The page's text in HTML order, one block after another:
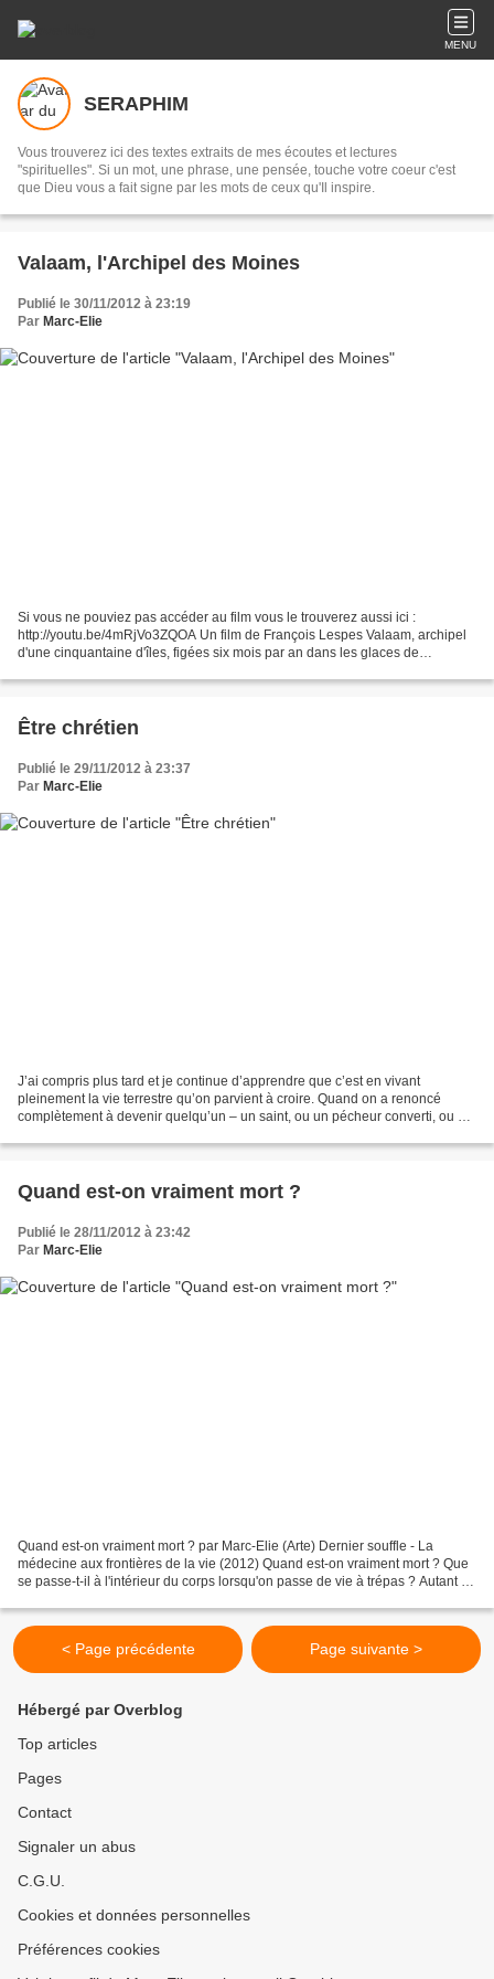
MENU
SERAPHIM
Vous trouverez ici des textes extraits de mes écoutes et lectures
"spirituelles". Si un mot, une phrase, une pensée, touche votre coeur c'est
que Dieu vous a fait signe par les mots de ceux qu'Il inspire.
Valaam, l'Archipel des Moines
Publié le 30/11/2012 à 23:19
Par Marc-Elie
Si vous ne pouviez pas accéder au film vous le trouverez aussi ici :
http://youtu.be/4mRjVo3ZQOA Un film de François Lespes Valaam, archipel
d'une cinquantaine d'îles, figées six mois par an dans les glaces de
Être chrétien
Publié le 29/11/2012 à 23:37
Par Marc-Elie
J’ai compris plus tard et je continue d’apprendre que c’est en vivant
pleinement la vie terrestre qu’on parvient à croire. Quand on a renoncé
complètement à devenir quelqu’un – un saint, ou un pécheur converti, ou un
Quand est-on vraiment mort ?
Publié le 28/11/2012 à 23:42
Par Marc-Elie
Quand est-on vraiment mort ? par Marc-Elie (Arte) Dernier souffle - La
médecine aux frontières de la vie (2012) Quand est-on vraiment mort ? Que
se passe-t-il à l'intérieur du corps lorsqu'on passe de vie à trépas ? Autant de
< Page précédente Page suivante >
Hébergé par Overblog
Top articles
Pages
Contact
Signaler un abus
C.G.U.
Cookies et données personnelles
Préférences cookies